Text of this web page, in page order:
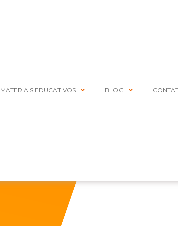
MATERIAIS EDUCATIVOS BLOG